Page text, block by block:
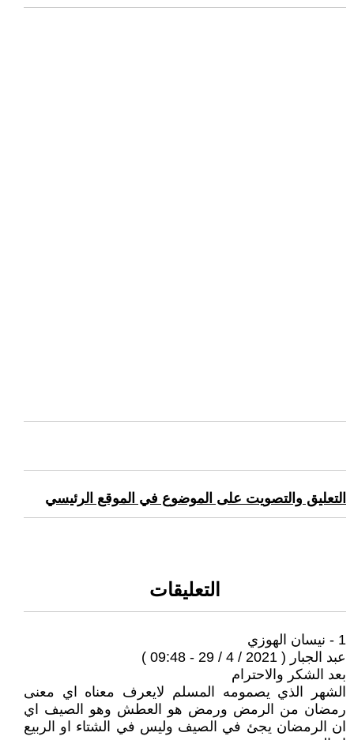
التعليق والتصويت على الموضوع في الموقع الرئيسي
التعليقات
1 - نيسان الهوزي
عبد الجبار ( 2021 / 4 / 29 - 09:48 )
بعد الشكر والاحترام
الشهر الذي يصمومه المسلم لايعرف معناه اي معنى
رمضان من الرمض ورمض هو العطش وهو الصيف اي
ان الرمضان يجئ في الصيف وليس في الشتاء او الربيع